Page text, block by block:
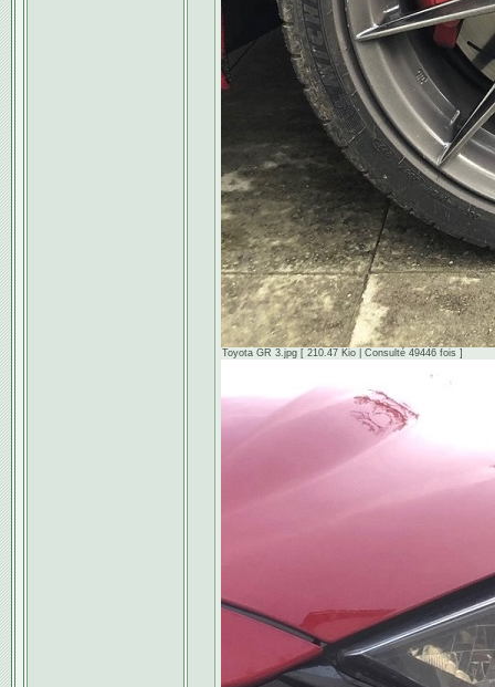
Toyota GR 3.jpg [ 210.47 Kio | Consulté 49446 fois ]